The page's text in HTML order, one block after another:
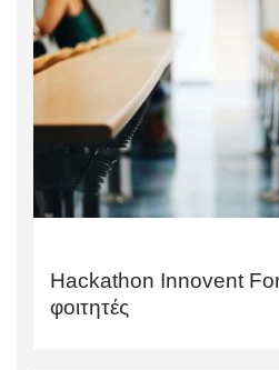
Hackathon Innovent
φοιτητές